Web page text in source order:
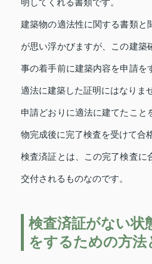
明してくれる書類です。
建築物の適法性に関する書類と
が思い浮かびますが、この建築
事の着手前に建築内容を申請を
適法に建築した証明にはなりま
申請どおりに適法に建てたこと
物完成後に完了検査を受けて合
検査済証とは、この完了検査に
交付されるものなのです。
検査済証がない状
をするための方法